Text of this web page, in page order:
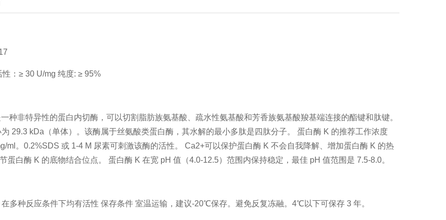
：≥ 30 U/mg 纯度: ≥ 95%
种非特异性的蛋白内切酶，可以切割脂肪族氨基酸、疏水性氨基酸和芳香族氨基酸羧基端连接的酯键和肽键。
29.3 kDa（单体）。该酶属于丝氨酸类蛋白酶，其水解的最小多肽是四肽分子。 蛋白酶 K 的推荐工作浓度
ml。0.2%SDS 或 1-4 M 尿素可刺激该酶的活性。 Ca2+可以保护蛋白酶 K 不会自我降解、增加蛋白酶 K 的热
蛋白酶 K 的底物结合位点。 蛋白酶 K 在宽 pH 值（4.0-12.5）范围内保持稳定，最佳 pH 值范围是 7.5-8.0。
在多种反应条件下均有活性 保存条件 室温运输，建议-20℃保存。避免反复冻融。4℃以下可保存 3 年。